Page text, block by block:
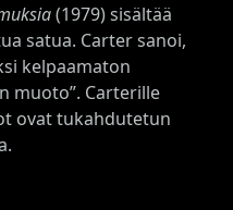
(1979) sisältää
satua. Carter sanoi,
kelpaamaton
muoto”. Carterille
ovat tukahdutetun